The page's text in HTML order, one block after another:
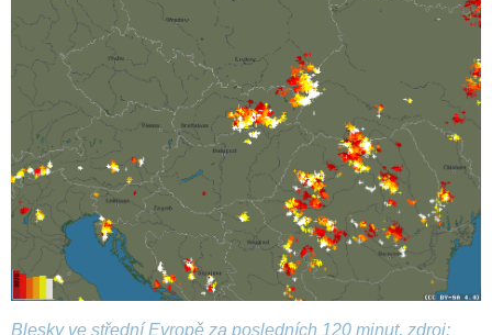
Blesky ve střední Evropě za posledních 120 minut, zdroj: